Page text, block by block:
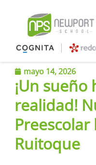
mayo 14, 2026
¡Un sueño
realidad!
Preescolar
Ruitoque